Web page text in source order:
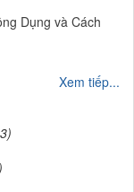
Dụng và Cách
Xem tiếp...